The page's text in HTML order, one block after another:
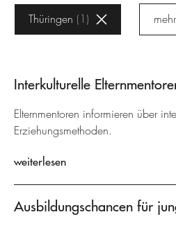
Thüringen 1 mehr
Interkulturelle
Elternmentoren informieren über
Erziehungsmethoden.
weiterlesen
Ausbildungschancen für